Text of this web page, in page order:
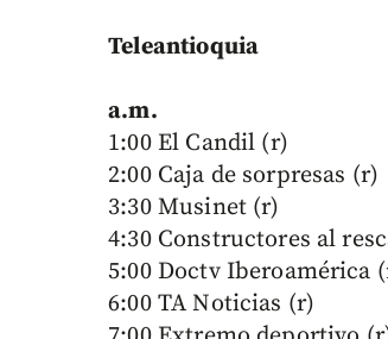
Teleantioquia
a.m.
1:00 El Candil (r)
2:00 Caja de sorpresas (r)
3:30 Musinet (r)
4:30 Constructores al
5:00 Doctv Iberoamérica
6:00 TA Noticias (r)